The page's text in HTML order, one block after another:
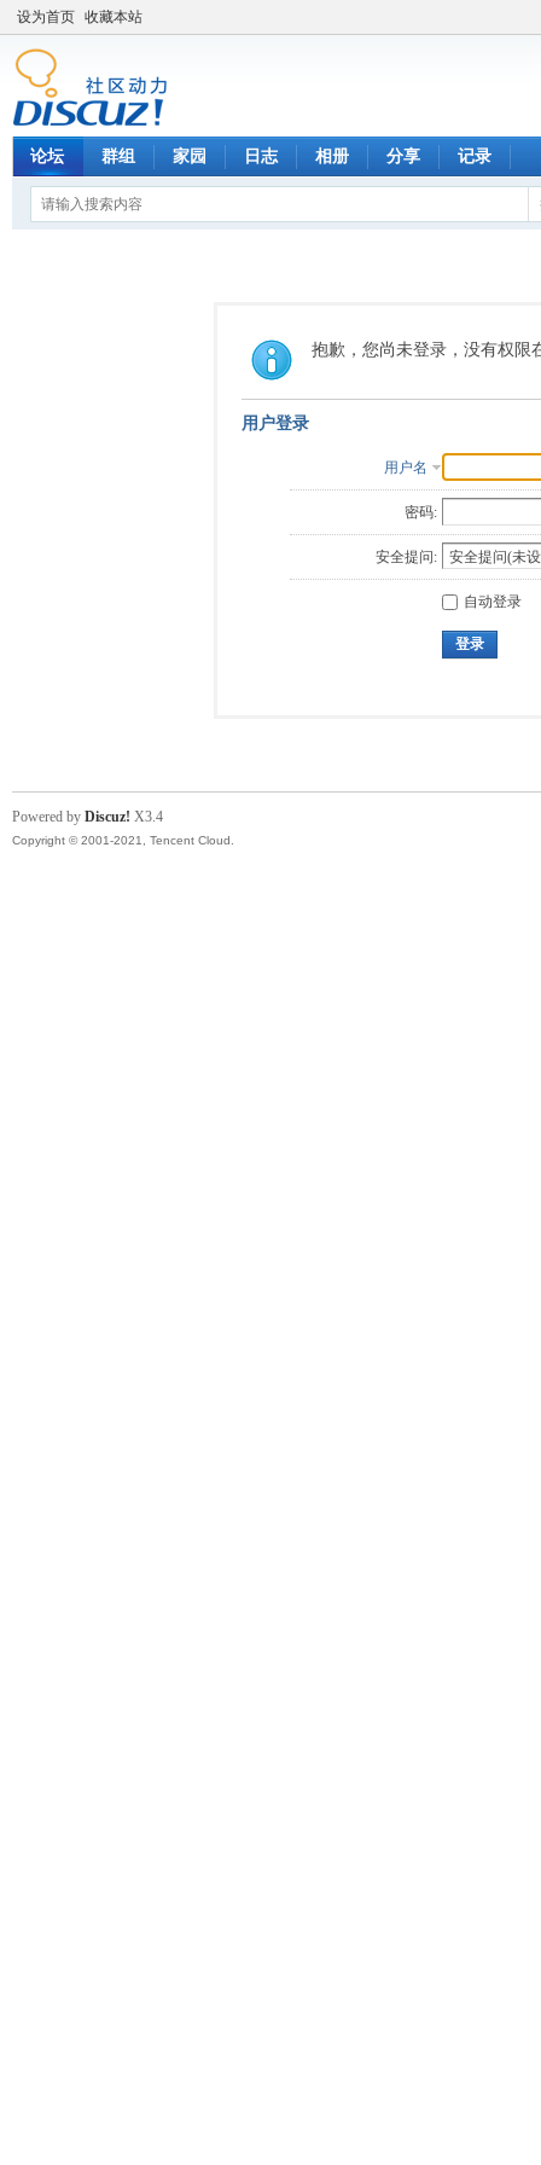
设为首页 收藏本站
论坛 群组 家园 日志 相册 分享 记录
抱歉，您尚未登录，没有权限
用户登录
用户名
密码:
安全提问:
自动登录
登录
Powered by Discuz! X3.4
Copyright © 2001-2021, Tencent Cloud.